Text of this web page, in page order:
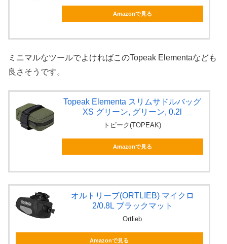
Amazonで見る
ミニマルなツールでよければこのTopeak Elementaなども
良さそうです。
Topeak Elementa スリムサドルバッグ
XS グリーン, グリーン, 0.2l
トピーク(TOPEAK)
Amazonで見る
オルトリーブ(ORTLIEB) マイクロ
2/0.8L ブラックマット
Ortlieb
Amazonで見る